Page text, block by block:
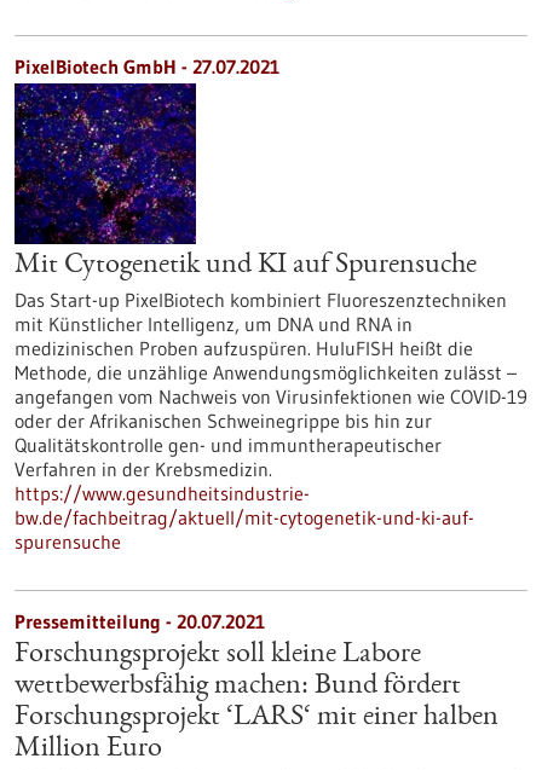
PixelBiotech GmbH - 27.07.2021
Mit Cytogenetik und KI auf Spurensuche
Das Start-up PixelBiotech kombiniert Fluoreszenztechniken
mit Künstlicher Intelligenz, um DNA und RNA in
medizinischen Proben aufzuspüren. HuluFISH heißt die
Methode, die unzählige Anwendungsmöglichkeiten zulässt –
angefangen vom Nachweis von Virusinfektionen wie COVID-19
oder der Afrikanischen Schweinegrippe bis hin zur
Qualitätskontrolle gen- und immuntherapeutischer
Verfahren in der Krebsmedizin.
https://www.gesundheitsindustrie-
bw.de/fachbeitrag/aktuell/mit-cytogenetik-und-ki-auf-
spurensuche
Pressemitteilung - 20.07.2021
Forschungsprojekt soll kleine Labore
wettbewerbsfähig machen: Bund fördert
Forschungsprojekt ‘LARS‘ mit einer halben
Million Euro